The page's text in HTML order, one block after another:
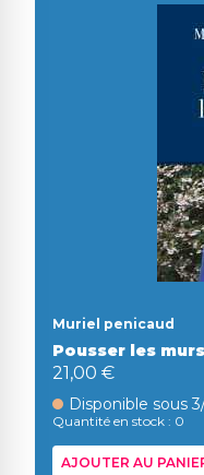
Muriel penicaud
Pousser les murs
21,00 €
Disponible sous
Quantité en stock : 0
AJOUTER AU